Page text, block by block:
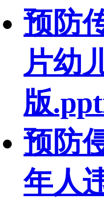
预防
片幼
版
预防
年人